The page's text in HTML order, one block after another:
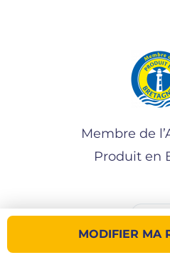
MODIFIER MA
Membre de
Produit en